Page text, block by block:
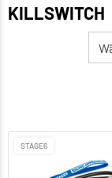
KILLSWITCH
STAGE6